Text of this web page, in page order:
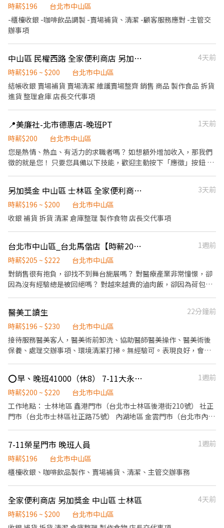
時薪$196
台北市中山區
-櫃檯收銀 -咖啡飲品調製 -賣場補貨、清潔 -顧客服務應對 -主管交
辦事項
中山區 民權西路 全家便利商店 另加獎金
4天前
時薪$196 ~ $200
台北市中山區
結帳收銀 賣場補貨 賣場清潔 維護賣場整齊 銷售 商品 製作食品 拆貨
進貨 整理倉庫 店長交代事項
📍美廉社-北市德惠店-晚班PT
1天前
時薪$200
台北市中山區
您是熱情、熱血、有活力的求職者嗎？ 如想額外增加收入，那我們
徵的就是您！ 只要您具備以下技能，歡迎主動按下「應徵」按鈕 1.
司提供完善升遷制度(提供專業技能訓練+實務經驗) 只要您願意，公
司願意給您平台盡情發揮。✦ 【門市日常】 1. 商品管理(陳列、補
貨、收貨驗收、銷售服務) 2. 賣場經營管理 3. 顧客服務/客訴處理 4.
門有賓至如歸的幸福感！
另加獎金 中山區 士林區 全家便利商店 晚班
3天前
時薪$196 ~ $200
台北市中山區
收銀 補貨 拆貨 清潔 倉庫整理 製作食物 店長交代事項
台北市中山區_台北馬偕店【時薪205起★無經驗可★福利優】_門市兼職、實習
1週前
時薪$205 ~ $222
台北市中山區
對銷售很有抱負，卻找不到舞台施展嗎？ 對醫療產業非常憧憬，卻
因為沒有經驗總是被回絕嗎？ 對越來越貴的滷肉飯，卻因為荷包縮
【210起】，每月額外另享月獎金！ ●高於連鎖界的時薪 ●促進成
長的教育訓練 ●舒適的就業環境 ●豐厚的各類獎金，兼職也享三節
●透明的升遷制度，轉正年資可累計 【工作內容】 （1）門市產品
銷售、顧客服務 （2）專業衛教諮詢、學習醫療相關知識 （3）醫療
醫美工讀生
22分鐘前
時薪$196 ~ $230
台北市中山區
接待服務醫美客人，醫美術前卸洗、協助醫師醫美操作、醫美術後
保養、處理交辦事項、環境清潔打掃。無經驗可。表現良好，會另
⭕早、晚班41000（休8） 7-11大永門市 另有大直/內湖/社子 可選
1週前
時薪$200 ~ $220
台北市中山區
工作地點： 士林地區 鑫港門市（台北市士林區後港街210號） 社正
門市（台北市士林區社正路75號） 內湖地區 金雲門市（台北市內湖
街62號） 中山地區（大直） 大永門市（台北市中山區明水路581巷
15號） 另有專職人員職缺 早、晚班41000-42000（休8天） 夜班
43000-45000（休8天）
7-11榮星門市 晚班人員
1週前
時薪$196
台北市中山區
櫃檯收銀、咖啡飲品製作、賣場補貨、清潔、主管交辦事務
全家便利商店 另加獎金 中山區 士林區
4天前
時薪$196 ~ $200
台北市中山區